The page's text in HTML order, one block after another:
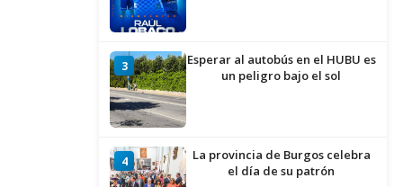
3
Esperar al autobús en el HUBU es
un peligro bajo el sol
4
La provincia de Burgos celebra
el día de su patrón